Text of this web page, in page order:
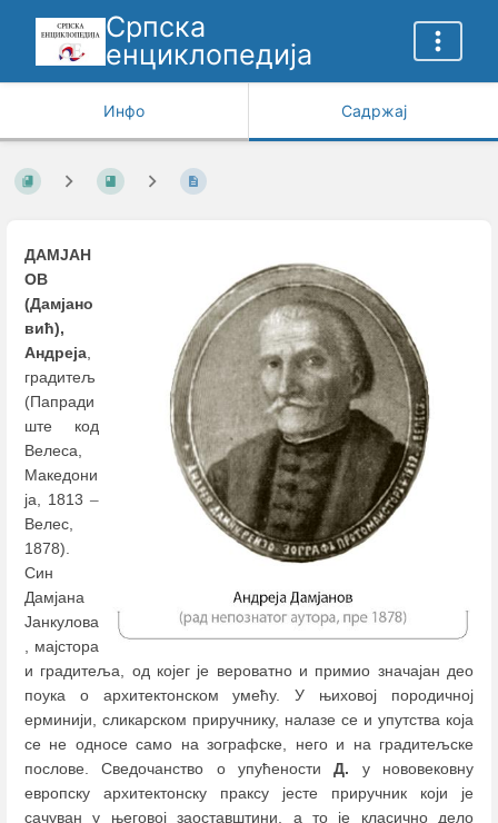
Српска
енциклопедија
Инфо Садржај
ДАМЈАН
ОВ
(Дамјано
вић),
Андреја,
градитељ
(Папради
ште код
Велеса,
Македони
ја, 1813 –
Велес,
1878).
Син
Дамјана
Јанкулова
, мајстора
и градитеља, од којег је вероватно и примио значајан део
поука о архитектонском умећу. У њиховој породичној
ерминији, сликарском приручнику, налазе се и упутства која
се не односе само на зографске, него и на градитељске
послове. Сведочанство о упућеностиД. у нововековну
европску архитектонску праксу јeсте приручник који је
сачуван у његовој заоставштини, а то је класично дело